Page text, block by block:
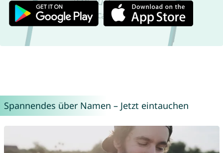
Spannendes über Namen – Jetzt eintauchen